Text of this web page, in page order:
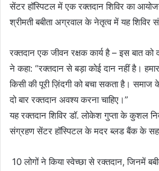
सेंटर हॉस्पिटल में एक रक्तदान शिविर का
श्रीमती बबीता अग्रवाल के नेतृत्व में यह शिविर
रक्तदान एक जीवन रक्षक कार्य है – इस बात को
ने कहा: “रक्तदान से बड़ा कोई दान नहीं है।
किसी की पूरी ज़िंदगी को बचा सकता है। समाज
दो बार रक्तदान अवश्य करना चाहिए।”
यह रक्तदान शिविर डॉ. लोकेश गुप्ता के कुशल
संग्रहण सेंटर हॉस्पिटल के मदर ब्लड बैंक के
10 लोगों ने किया स्वेच्छा से रक्तदान, जिनमें